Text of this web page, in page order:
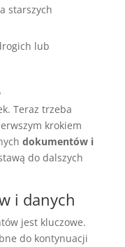
starszych
lub
Teraz trzeba
krokiem
dokumentów i
do dalszych
i danych
jest kluczowe.
do kontynuacji